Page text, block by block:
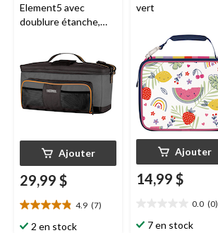
Element5 avec
doublure étanche,
Ajouter
29,99 $
4.9 (7)
4.9
étoile(s)
2 en stock
vert
Ajouter
14,99 $
0.0 (0)
étoile(s)
7 en stock